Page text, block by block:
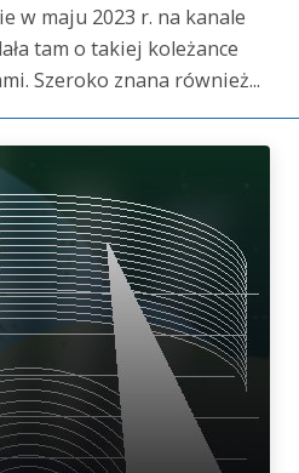
w maju 2023 r. na kanale
tam o takiej koleżance
Szeroko znana również...